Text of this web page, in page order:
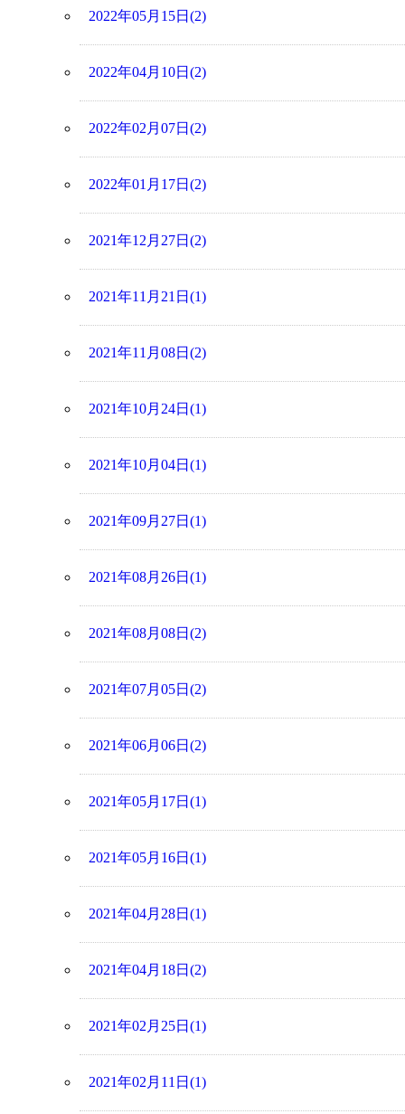
2022年05月15日(2)
2022年04月10日(2)
2022年02月07日(2)
2022年01月17日(2)
2021年12月27日(2)
2021年11月21日(1)
2021年11月08日(2)
2021年10月24日(1)
2021年10月04日(1)
2021年09月27日(1)
2021年08月26日(1)
2021年08月08日(2)
2021年07月05日(2)
2021年06月06日(2)
2021年05月17日(1)
2021年05月16日(1)
2021年04月28日(1)
2021年04月18日(2)
2021年02月25日(1)
2021年02月11日(1)